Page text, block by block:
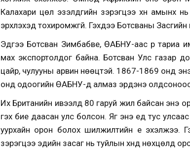
Калахари цөл эзэлдгийн зэрэгцээ хүн амынх
эрхлэхэд тохиромжгүй. Гэхдээ Ботсваны
Эдүгээ Ботсван Зимбабве, ӨАБНУ-аас үр тариа
мах экспортолдог байна. Ботсван Улс газар
цайр, чулууны арвин нөөцтэй. 1867-1869 онд
онд одоогийн ӨАБНУ-д алмаз эрдэнэ
Их Британийн ивээлд 80 гаруй жил байсан энэ
гэх бие даасан улс болсон. Яг энэ үед тус
уурхайн орон болох шилжилтийн үе эхэлжээ.
зэрэгцээ эдийн засаг нь туйлын хүнд нөхцөлд